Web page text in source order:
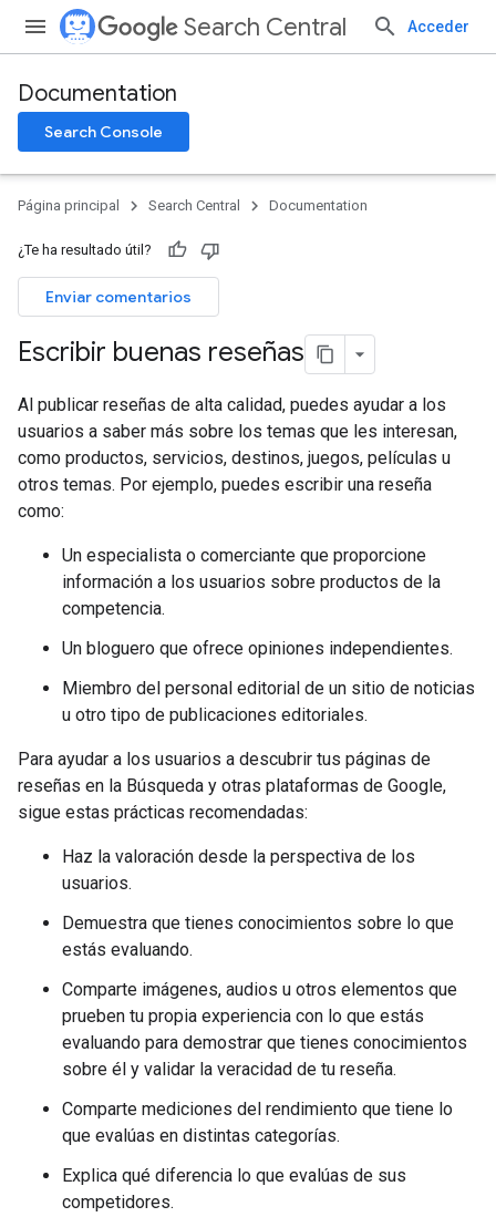
Search Central Acceder
Documentation
Search Console
Página principal Search Central Documentation
¿Te ha resultado útil?
Enviar comentarios
Escribir buenas reseñas
Al publicar reseñas de alta calidad, puedes ayudar a los
usuarios a saber más sobre los temas que les interesan,
como productos, servicios, destinos, juegos, películas u
otros temas. Por ejemplo, puedes escribir una reseña
como:
Un especialista o comerciante que proporcione
información a los usuarios sobre productos de la
competencia.
Un bloguero que ofrece opiniones independientes.
Miembro del personal editorial de un sitio de noticias
u otro tipo de publicaciones editoriales.
Para ayudar a los usuarios a descubrir tus páginas de
reseñas en la Búsqueda y otras plataformas de Google,
sigue estas prácticas recomendadas:
Haz la valoración desde la perspectiva de los
usuarios.
Demuestra que tienes conocimientos sobre lo que
estás evaluando.
Comparte imágenes, audios u otros elementos que
prueben tu propia experiencia con lo que estás
evaluando para demostrar que tienes conocimientos
sobre él y validar la veracidad de tu reseña.
Comparte mediciones del rendimiento que tiene lo
que evalúas en distintas categorías.
Explica qué diferencia lo que evalúas de sus
competidores.